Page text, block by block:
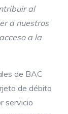
al
a nuestros
a la
de BAC
de débito
servicio